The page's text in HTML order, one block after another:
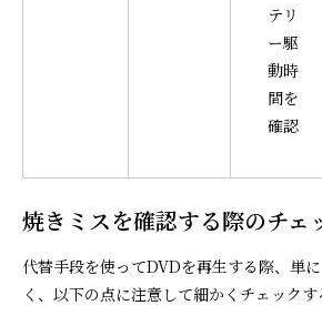
テリ
ー駆
動時
間を
確認
焼きミスを確認する際のチェ
代替手段を使ってDVDを再生する際、単
く、以下の点に注意して細かくチェックす